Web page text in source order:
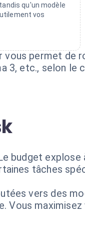
qu'un modèle
vos
permet de
3, etc., selon le
budget explose
tâches
vers des
Vous